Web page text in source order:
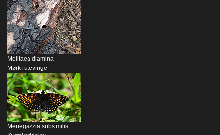
Melitaea diamina
Mørk rutevinge
Menegazzia subsimilis